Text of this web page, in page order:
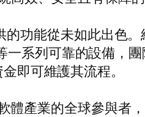
功能從未如此出色
一系列可靠的設備，
即可維護其流程。
體產業的全球參與者